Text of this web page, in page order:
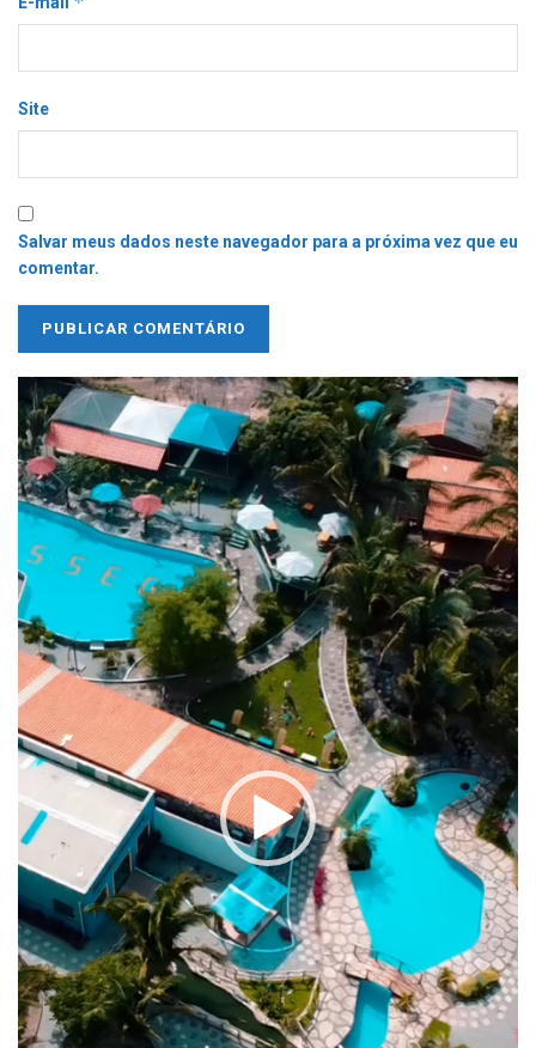
Site
Salvar meus dados neste navegador para a próxima vez que eu
comentar.
Tocador
de
vídeo